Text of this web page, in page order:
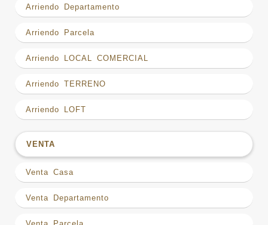
Arriendo Departamento
Arriendo Parcela
Arriendo LOCAL COMERCIAL
Arriendo TERRENO
Arriendo LOFT
VENTA
Venta Casa
Venta Departamento